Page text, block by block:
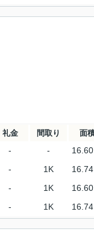
礼金 間取り 面
- -
- 1K
- 1K
- 1K